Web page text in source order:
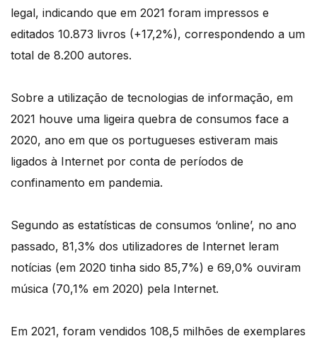
legal, indicando que em 2021 foram impressos e
editados 10.873 livros (+17,2%), correspondendo a um
total de 8.200 autores.
Sobre a utilização de tecnologias de informação, em
2021 houve uma ligeira quebra de consumos face a
2020, ano em que os portugueses estiveram mais
ligados à Internet por conta de períodos de
confinamento em pandemia.
Segundo as estatísticas de consumos ‘online’, no ano
passado, 81,3% dos utilizadores de Internet leram
notícias (em 2020 tinha sido 85,7%) e 69,0% ouviram
música (70,1% em 2020) pela Internet.
Em 2021, foram vendidos 108,5 milhões de exemplares